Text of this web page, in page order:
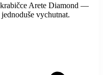
Arete Diamond —
vychutnat.